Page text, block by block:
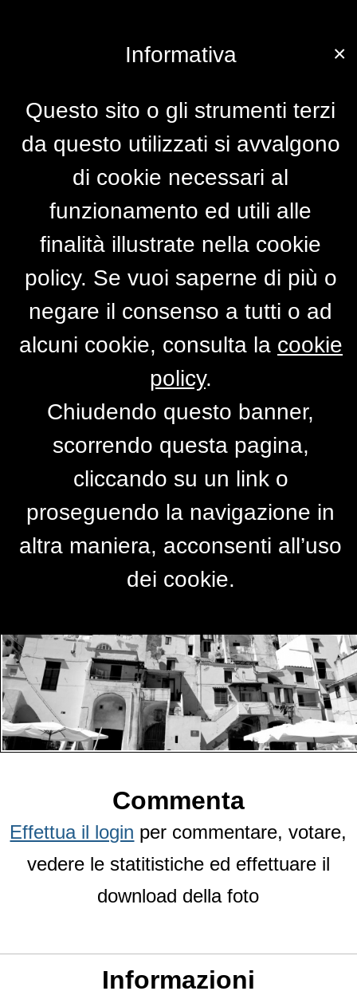
Procida
di Ganda
Commenta
Effettua il login per commentare, votare,
vedere le statitistiche ed effettuare il
download della foto
Informazioni
×
Informativa
Questo sito o gli strumenti terzi
da questo utilizzati si avvalgono
di cookie necessari al
funzionamento ed utili alle
finalità illustrate nella cookie
policy. Se vuoi saperne di più o
negare il consenso a tutti o ad
alcuni cookie, consulta la cookie
policy.
Chiudendo questo banner,
scorrendo questa pagina,
cliccando su un link o
proseguendo la navigazione in
altra maniera, acconsenti all’uso
dei cookie.